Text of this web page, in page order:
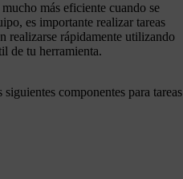
mucho más eficiente cuando se
es importante realizar tareas
realizarse rápidamente utilizando
de tu herramienta.
siguientes componentes para tareas